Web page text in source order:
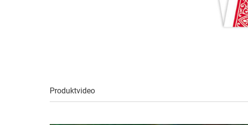
Produktvideo